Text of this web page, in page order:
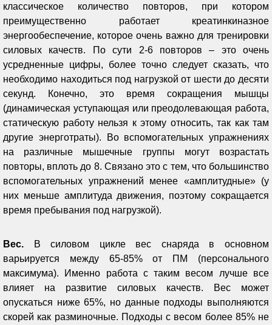
классическое количество повторов, при котором
преимущественно работает креатинкиназное
энергообеспечение, которое очень важно для тренировки
силовых качеств. По сути 2-6 повторов – это очень
усредненные цифры, более точно следует сказать, что
необходимо находиться под нагрузкой от шести до десяти
секунд. Конечно, это время сокращения мышцы
(динамическая уступающая или преодолевающая работа,
статическую работу нельзя к этому относить, так как там
другие энерготраты). Во вспомогательных упражнениях
на различные мышечные группы могут возрастать
повторы, вплоть до 8. Связано это с тем, что большинство
вспомогательных упражнений менее «амплитудные» (у
них меньше амплитуда движения, поэтому сокращается
время пребывания под нагрузкой).
Вес.
В силовом цикле вес снаряда в основном
варьируется между 65-85% от ПМ (персонального
максимума). Именно работа с таким весом лучше все
влияет на развитие силовых качеств. Вес может
опускаться ниже 65%, но данные подходы выполняются
скорей как разминочные. Подходы с весом более 85% не